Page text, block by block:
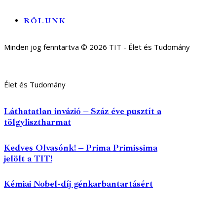
RÓLUNK
Minden jog fenntartva © 2026 TIT - Élet és Tudomány
Élet és Tudomány
Láthatatlan invázió – Száz éve pusztít a
tölgylisztharmat
Kedves Olvasónk! – Prima Primissima
jelölt a TIT!
Kémiai Nobel-díj génkarbantartásért